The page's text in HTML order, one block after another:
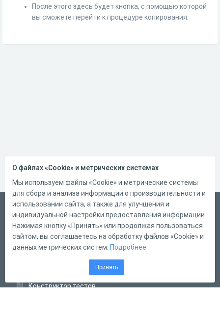
После этого здесь будет кнопка, с помощью которой
вы сможете перейти к процедуре копирования.
Русский
Справка
Форма обратной связи
Конструктор тестов
О файлах «Cookie» и метрических системах
Мы используем файлы «Cookie» и метрические системы
для сбора и анализа информации о производительности и
использовании сайта, а также для улучшения и
индивидуальной настройки предоставления информации.
Нажимая кнопку «Принять» или продолжая пользоваться
сайтом, вы соглашаетесь на обработку файлов «Cookie» и
данных метрических систем. Подробнее
Принять